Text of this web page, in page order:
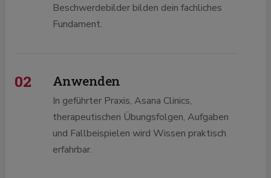
Beschwerdebilder bilden dein fachliches
Fundament.
02 Anwenden
In geführter Praxis, Asana Clinics,
therapeutischen Übungsfolgen, Aufgaben
und Fallbeispielen wird Wissen praktisch
erfahrbar.